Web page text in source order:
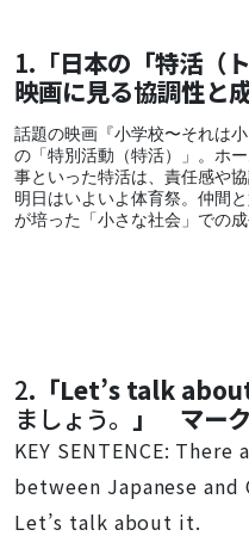
1.「日本の「特活（
映画に見る協調性と
話題の映画『小学校〜それは
の「特別活動（特活）」。ホ
事といった特活は、責任感や
明日はいよいよ体育祭。仲間
が培った「小さな社会」での成
2. 「Let’s talk
ましょう。 」 マー
KEY SENTENCE:
between Japanese and
Let’s talk about it.